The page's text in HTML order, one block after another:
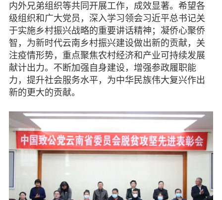
内外兄弟组织等共同开展工作，成效显著。希望各
级组织和广大党员，深入学习领会习近平总书记关
于实施乡村振兴战略的重要讲话精神；凝侨心聚侨
智，为新时代云南乡村振兴建设做出新的贡献，关
注疫情形势，重点聚焦农村经济和产业可持续发展
献计出力。不断加强自身建设，增强参政履职能
力，提升社会服务水平，为中华民族伟大复兴作出
新的更大的贡献。